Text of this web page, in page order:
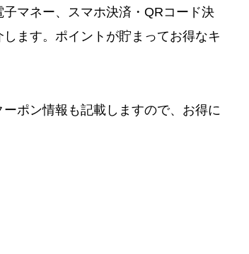
マネー、スマホ決済・QRコード決
ます。ポイントが貯まってお得なキ
ポン情報も記載しますので、お得に